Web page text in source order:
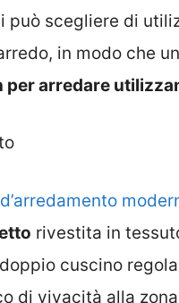
può scegliere di
in modo che
per arredare
rivestita in
cuscino
di vivacità alla